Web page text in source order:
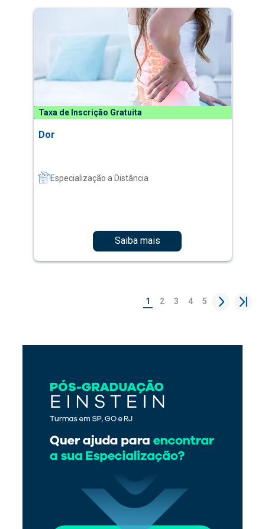
Taxa de Inscrição Gratuita
Dor
Especialização a Distância
Saiba mais
1 2 3 4 5